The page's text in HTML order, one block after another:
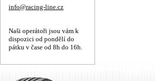
info@racing-line.cz
Naši operátoři jsou vám k
dispozici od pondělí do
pátku v čase od 8h do 16h.